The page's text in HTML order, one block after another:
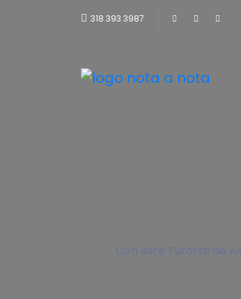
318 393 3987
Con este Tutorial de